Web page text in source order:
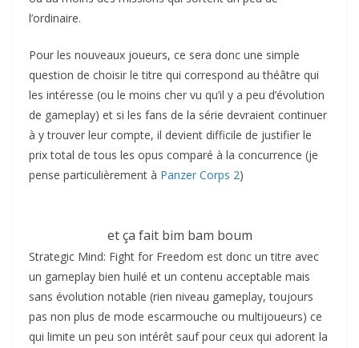
l’ordinaire.
Pour les nouveaux joueurs, ce sera donc une simple
question de choisir le titre qui correspond au théâtre qui
les intéresse (ou le moins cher vu qu’il y a peu d’évolution
de gameplay) et si les fans de la série devraient continuer
à y trouver leur compte, il devient difficile de justifier le
prix total de tous les opus comparé à la concurrence (je
pense particulièrement à Panzer Corps 2)
et ça fait bim bam boum
Strategic Mind: Fight for Freedom est donc un titre avec
un gameplay bien huilé et un contenu acceptable mais
sans évolution notable (rien niveau gameplay, toujours
pas non plus de mode escarmouche ou multijoueurs) ce
qui limite un peu son intérêt sauf pour ceux qui adorent la